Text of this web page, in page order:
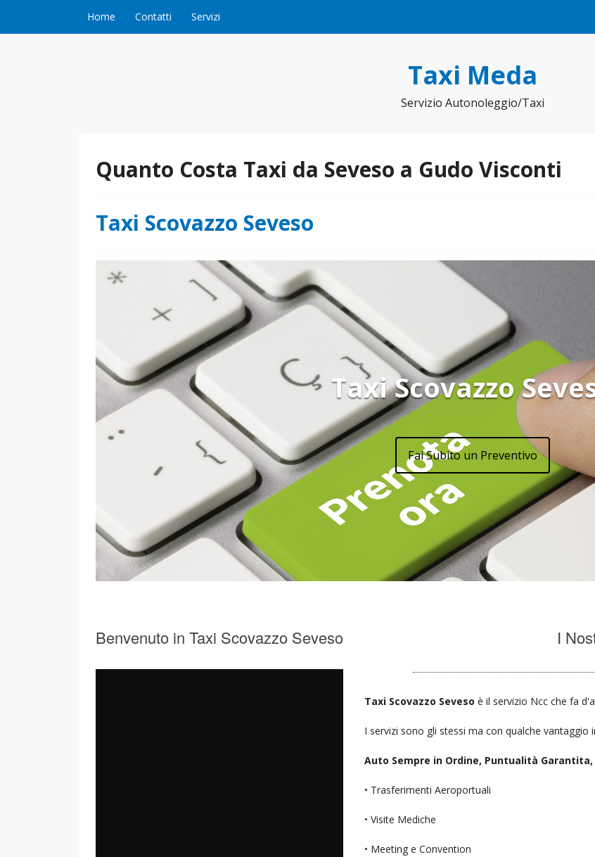
Home Contatti Servizi
Taxi Meda
Servizio Autonoleggio/Taxi
Quanto Costa Taxi da Seveso a Gudo Visconti
Taxi Scovazzo Seveso
Taxi Scovazzo
Fai Subito un Preventivo
Benvenuto in Taxi Scovazzo Seveso I
Taxi Scovazzo Seveso è il servizio Ncc che fa
I servizi sono gli stessi ma con qualche vantaggio
Auto Sempre in Ordine, Puntualità
• Trasferimenti Aeroportuali
• Visite Mediche
• Meeting e Convention